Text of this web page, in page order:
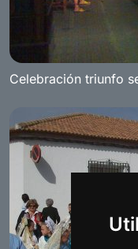
Celebración triunfo